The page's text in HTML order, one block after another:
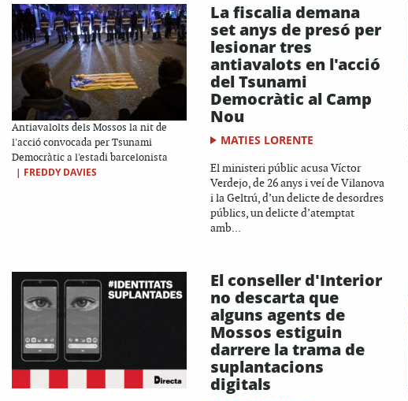
Antiavalolts dels Mossos la nit de
l'acció convocada per Tsunami
Democràtic a l'estadi barcelonista
| FREDDY DAVIES
La fiscalia demana
set anys de presó per
lesionar tres
antiavalots en l'acció
del Tsunami
Democràtic al Camp
Nou
MATIES LORENTE
El ministeri públic acusa Víctor
Verdejo, de 26 anys i veí de Vilanova
i la Geltrú, d’un delicte de desordres
públics, un delicte d’atemptat
amb...
El conseller d'Interior
no descarta que
alguns agents de
Mossos estiguin
darrere la trama de
suplantacions
digitals